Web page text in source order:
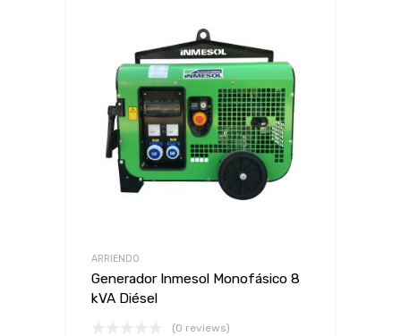
ARRIENDO
Generador Inmesol Monofásico 8
kVA Diésel
(0 reviews)